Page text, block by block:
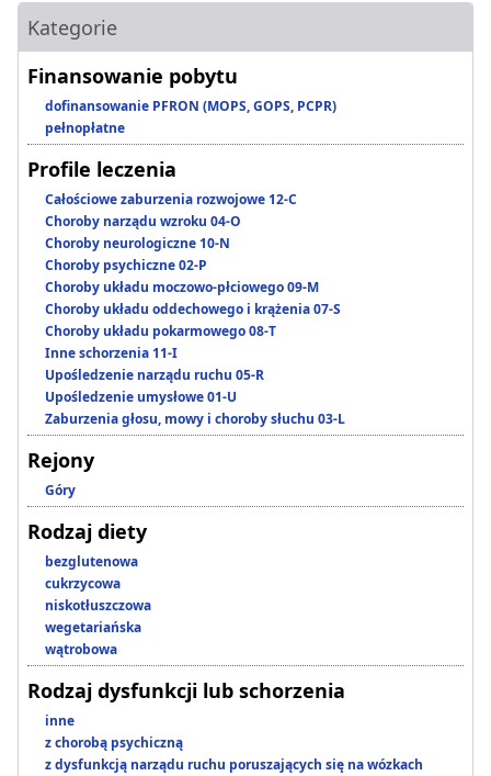
Kategorie
Finansowanie pobytu
dofinansowanie PFRON (MOPS, GOPS, PCPR)
pełnopłatne
Profile leczenia
Całościowe zaburzenia rozwojowe 12-C
Choroby narządu wzroku 04-O
Choroby neurologiczne 10-N
Choroby psychiczne 02-P
Choroby układu moczowo-płciowego 09-M
Choroby układu oddechowego i krążenia 07-S
Choroby układu pokarmowego 08-T
Inne schorzenia 11-I
Upośledzenie narządu ruchu 05-R
Upośledzenie umysłowe 01-U
Zaburzenia głosu, mowy i choroby słuchu 03-L
Rejony
Góry
Rodzaj diety
bezglutenowa
cukrzycowa
niskotłuszczowa
wegetariańska
wątrobowa
Rodzaj dysfunkcji lub schorzenia
inne
z chorobą psychiczną
z dysfunkcją narządu ruchu poruszających się na wózkach